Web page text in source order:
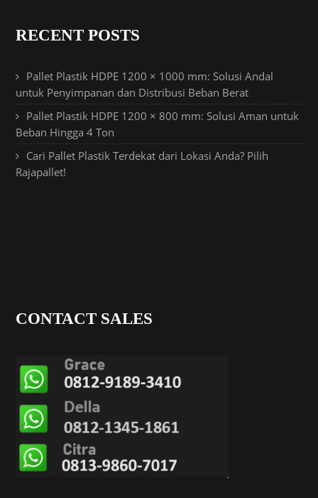
RECENT POSTS
Pallet Plastik HDPE 1200 × 1000 mm: Solusi Andal
untuk Penyimpanan dan Distribusi Beban Berat
Pallet Plastik HDPE 1200 × 800 mm: Solusi Aman untuk
Beban Hingga 4 Ton
Cari Pallet Plastik Terdekat dari Lokasi Anda? Pilih
Rajapallet!
CONTACT SALES